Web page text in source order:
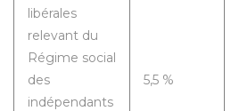
libérales
relevant du
Régime social
des
indépendants
5,5 %